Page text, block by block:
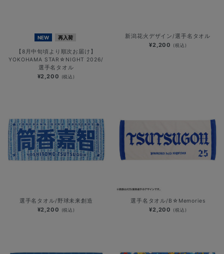
NEW 再入荷
【8月中旬頃より順次お届け】
YOKOHAMA STAR☆NIGHT 2026/
選手名タオル
¥2,200 (税込)
新潟花火デザイン/選手名タオル
¥2,200 (税込)
選手名タオル/野球未来創造
¥2,200 (税込)
選手名タオル/B☆Memories
¥2,200 (税込)